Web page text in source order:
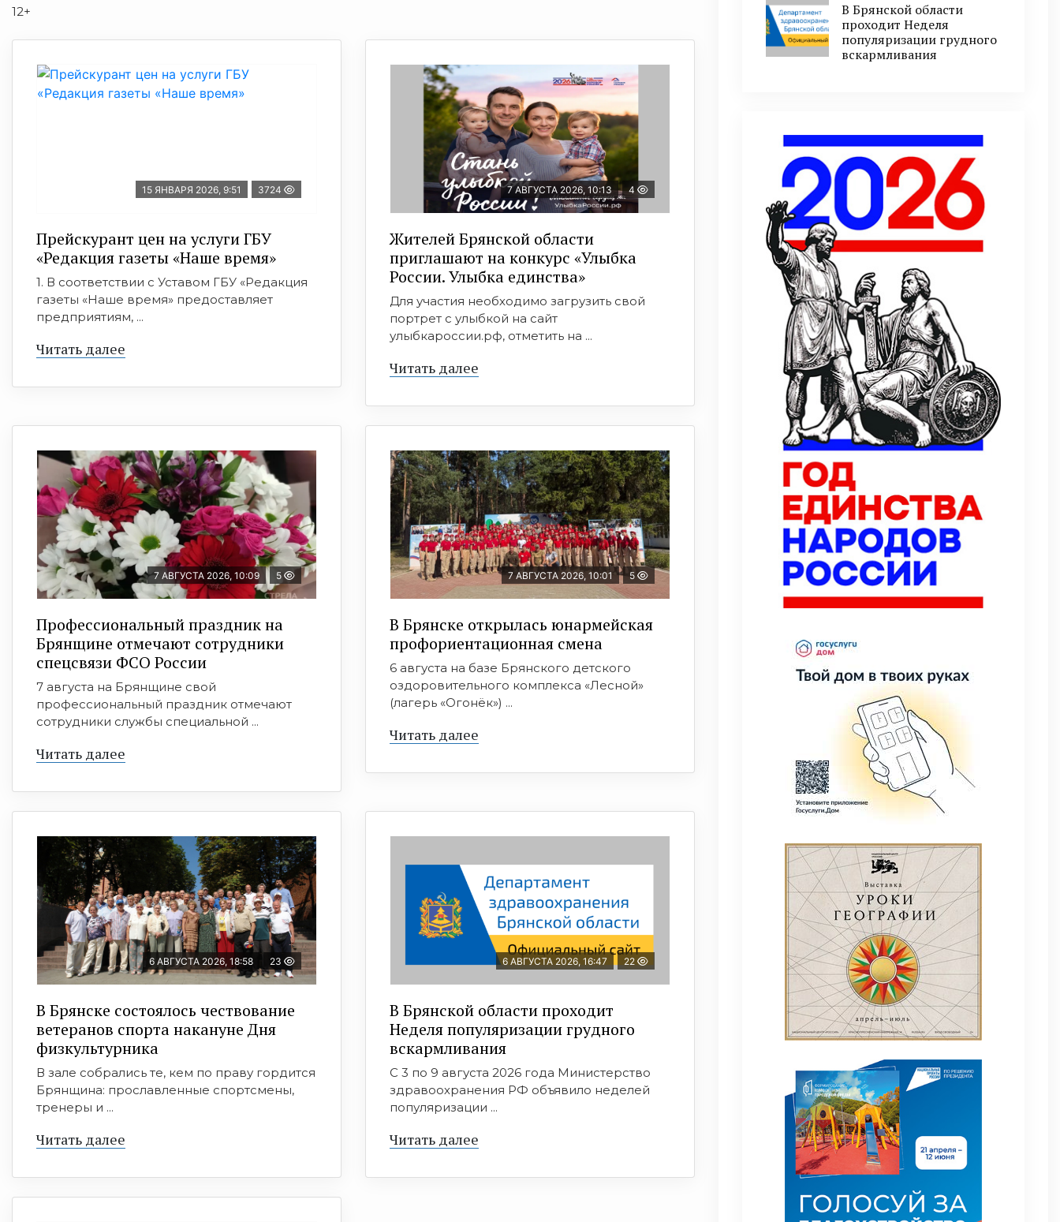
12+
15 ЯНВАРЯ 2026, 9:51 3724
Прейскурант цен на услуги ГБУ
«Редакция газеты «Наше время»
1. В соответствии с Уставом ГБУ «Редакция
газеты «Наше время» предоставляет
предприятиям, ...
Читать далее
7 АВГУСТА 2026, 10:13 4
Жителей Брянской области
приглашают на конкурс «Улыбка
России. Улыбка единства»
Для участия необходимо загрузить свой
портрет с улыбкой на сайт
улыбкароссии.рф, отметить на ...
Читать далее
7 АВГУСТА 2026, 10:09 5
Профессиональный праздник на
Брянщине отмечают сотрудники
спецсвязи ФСО России
7 августа на Брянщине свой
профессиональный праздник отмечают
сотрудники службы специальной ...
Читать далее
7 АВГУСТА 2026, 10:01 5
В Брянске открылась юнармейская
профориентационная смена
6 августа на базе Брянского детского
оздоровительного комплекса «Лесной»
(лагерь «Огонёк») ...
Читать далее
6 АВГУСТА 2026, 18:58 23
В Брянске состоялось чествование
ветеранов спорта накануне Дня
физкультурника
В зале собрались те, кем по праву гордится
Брянщина: прославленные спортсмены,
тренеры и ...
Читать далее
6 АВГУСТА 2026, 16:47 22
В Брянской области проходит
Неделя популяризации грудного
вскармливания
С 3 по 9 августа 2026 года Министерство
здравоохранения РФ объявило неделей
популяризации ...
Читать далее
В Брянской области
проходит Неделя
популяризации грудного
вскармливания